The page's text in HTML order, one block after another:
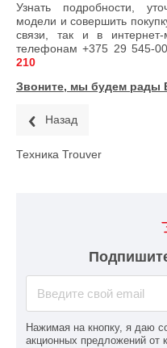
Узнать подробности,
модели и совершить
связи, так и в
телефонам+375 29 545-
210
Звоните, мы будем рады
Назад
Техника Trouver
Нажимая на кнопку, я даю
акционных предложений от